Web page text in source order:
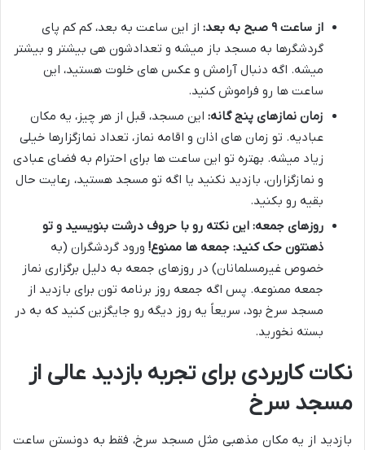
از ساعت ۹ صبح به بعد:
از این ساعت به بعد، کم کم پای
گردشگرها به مسجد باز میشه و تعدادشون هی بیشتر و بیشتر
میشه. اگه دنبال آرامش و عکس های خلوت هستید، این
ساعت ها رو فراموش کنید.
زمان نمازهای پنج گانه: این مسجد، قبل از هر چیز، یه مکان
عبادیه. تو زمان های اذان و اقامه نماز، تعداد نمازگزارها خیلی
زیاد میشه. بهتره تو این ساعت ها برای احترام به فضای عبادی
و نمازگزاران، بازدید نکنید یا اگه تو مسجد هستید، رعایت حال
بقیه رو بکنید.
روزهای جمعه: این نکته رو با حروف درشت بنویسید و تو
ذهنتون حک کنید: جمعه ها ممنوع! ورود گردشگران (به
خصوص غیرمسلمانان) در روزهای جمعه به دلیل برگزاری نماز
جمعه ممنوعه. پس اگه جمعه روز برنامه تون برای بازدید از
مسجد سرخ بود، سریعاً یه روز دیگه رو جایگزین کنید که به در
بسته نخورید.
نکات کاربردی برای تجربه بازدید عالی از
مسجد سرخ
بازدید از یه مکان مذهبی مثل مسجد سرخ، فقط به دونستن ساعت